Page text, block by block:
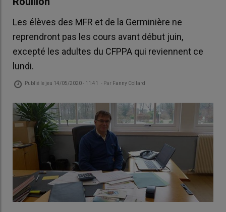
Les élèves des MFR et de la Germinière ne
reprendront pas les cours avant début juin,
excepté les adultes du CFPPA qui reviennent ce
lundi.
Publié le jeu 14/05/2020 - 11:41 - Par Fanny Collard